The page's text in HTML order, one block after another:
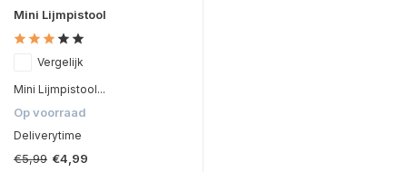
Mini Lijmpistool
Vergelijk
Mini Lijmpistool...
Op voorraad
Deliverytime
€5,99 €4,99